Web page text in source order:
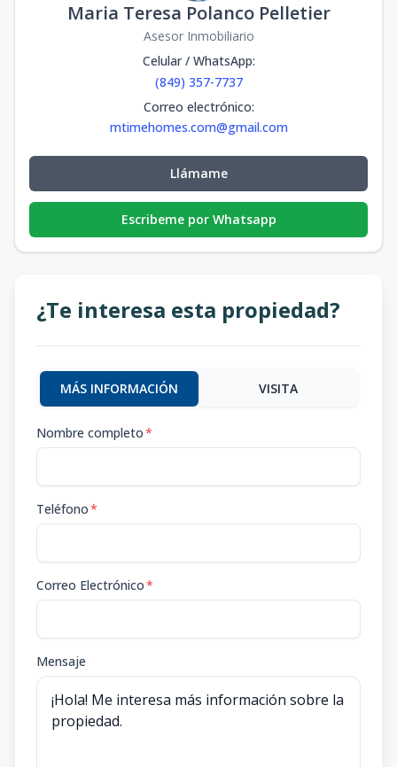
Maria Teresa Polanco Pelletier
Asesor Inmobiliario
Celular / WhatsApp:
(849) 357-7737
Correo electrónico:
mtimehomes.com@gmail.com
Llámame
Escribeme por Whatsapp
¿Te interesa esta propiedad?
MÁS INFORMACIÓN VISITA
Nombre completo*
Teléfono*
Correo Electrónico*
Mensaje